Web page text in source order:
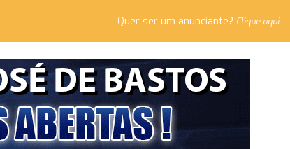
Quer ser um anunciante? Clique aqui